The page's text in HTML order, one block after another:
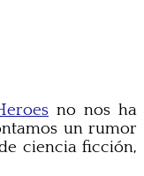
no nos ha
un rumor
ciencia ficción,